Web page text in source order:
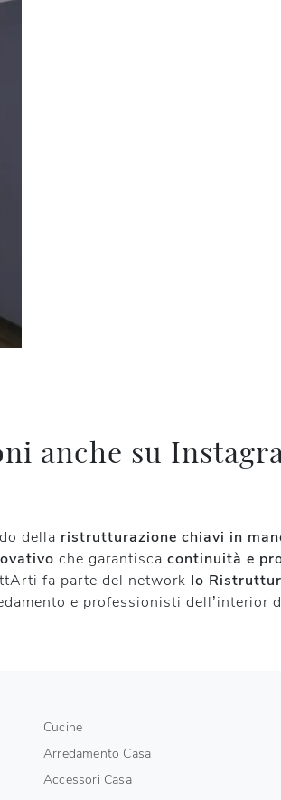
anche su
della ristrutturazione chiavi in
che garantisca continuità e
fa parte del network Io
e professionisti dell’interior
Cucine
Arredamento Casa
Accessori Casa